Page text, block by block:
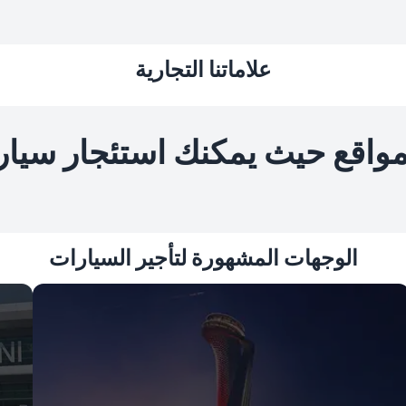
علاماتنا التجارية
حيث يمكنك استئجار
الوجهات المشهورة لتأجير السيارات